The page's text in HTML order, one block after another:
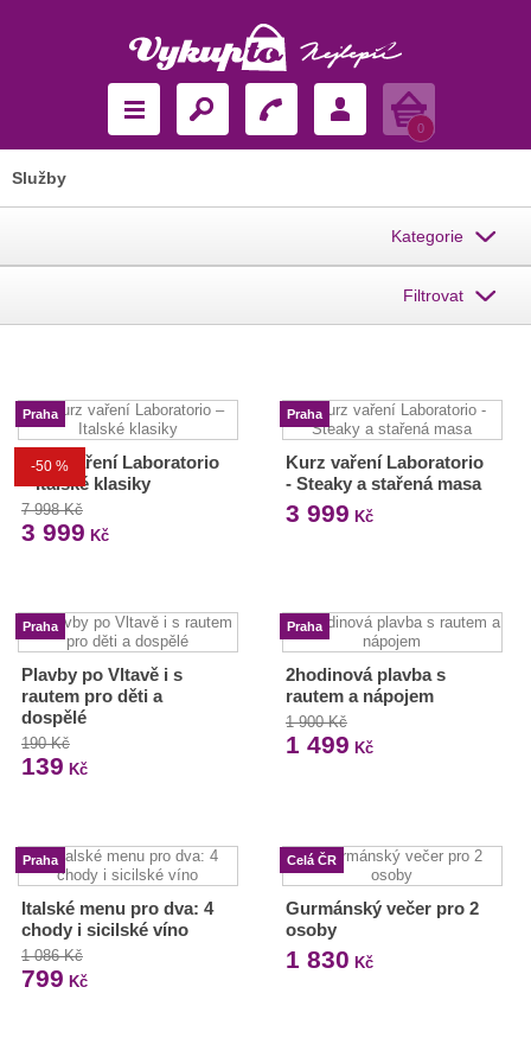
Košík
0
Služby
Kategorie
Filtrovat
-50 %
Praha
Kurz vaření Laboratorio
– Italské klasiky
7 998 Kč
3 999 Kč
Praha
Kurz vaření Laboratorio
- Steaky a stařená masa
3 999 Kč
Praha
Plavby po Vltavě i s
rautem pro děti a
dospělé
190 Kč
139 Kč
Praha
2hodinová plavba s
rautem a nápojem
1 900 Kč
1 499 Kč
Praha
Italské menu pro dva: 4
chody i sicilské víno
1 086 Kč
799 Kč
Celá ČR
Gurmánský večer pro 2
osoby
1 830 Kč